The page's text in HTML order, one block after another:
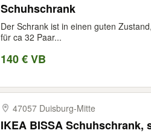
Schuhschrank
Der Schrank ist in einen guten
für ca 32 Paar...
140 € VB
47057 Duisburg-​Mitte
IKEA BISSA Schuhschrank,